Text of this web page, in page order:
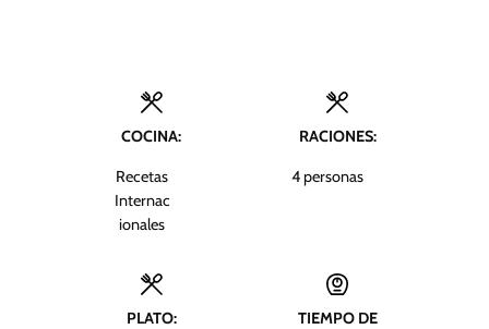
COCINA:
Recetas
Internac
ionales
RACIONES:
4personas
PLATO:
TIEMPO DE